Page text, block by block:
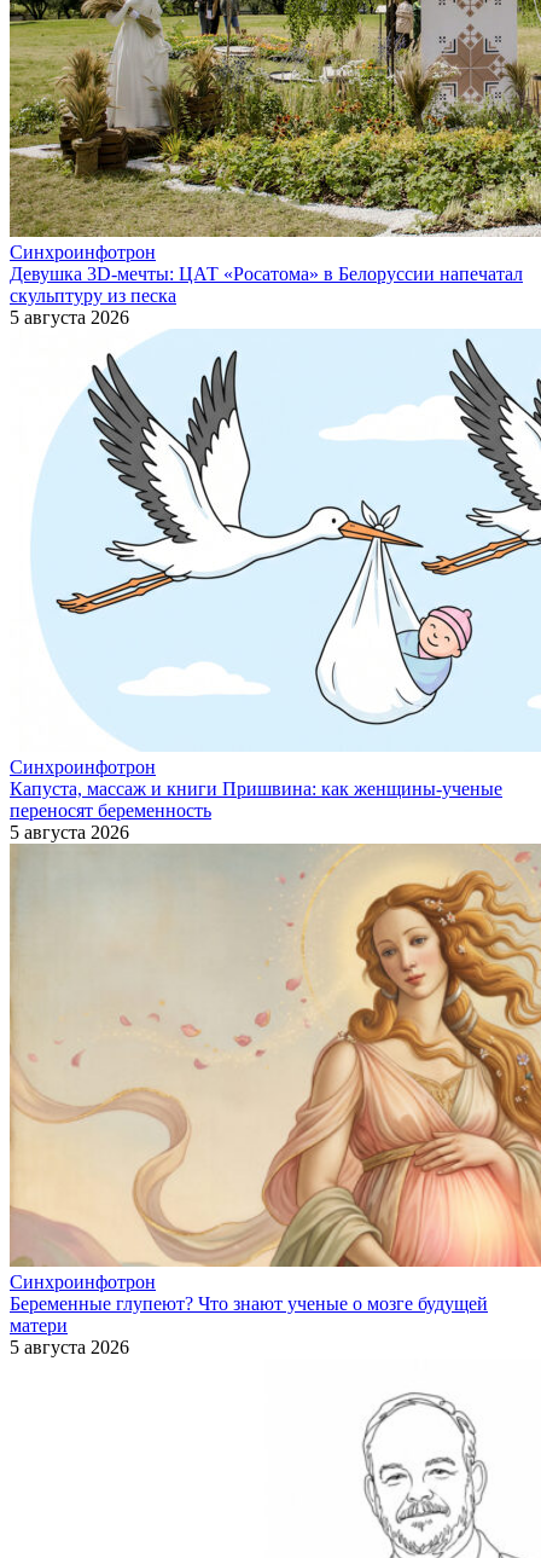
Синхроинфотрон
Девушка 3D-мечты: ЦАТ «Росатома» в Белоруссии напечатал
скульптуру из песка
5 августа 2026
Синхроинфотрон
Капуста, массаж и книги Пришвина: как женщины-ученые
переносят беременность
5 августа 2026
Синхроинфотрон
Беременные глупеют? Что знают ученые о мозге будущей
матери
5 августа 2026